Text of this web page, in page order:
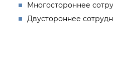
Многостороннее
Двустороннее